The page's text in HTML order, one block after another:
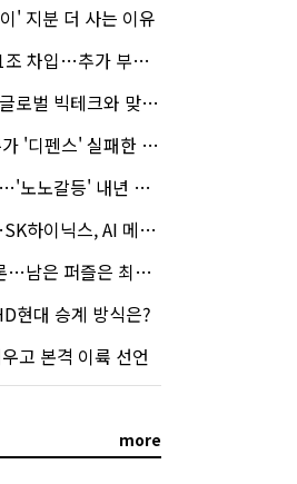
' 지분 더 사는 이유
입…추가 부담은?
빅테크와 맞붙는다
펜스' 실패한 이유
' 내년 교섭 판 흔들까
메모리 표준 선점 나섰다
은 최태원 지분 29.4%
현대 승계 방식은?
고 본격 이륙 선언
more